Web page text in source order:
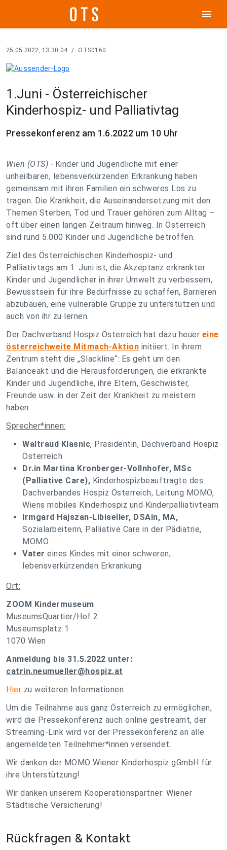
menu
25.05.2022, 13:30:04 / OTS0160
1.Juni - Österreichischer
Kinderhospiz- und Palliativtag
Pressekonferenz am 1.6.2022 um 10 Uhr
Wien (OTS) - Kinder und Jugendliche mit einer
unheilbaren, lebensverkürzenden Erkrankung haben
gemeinsam mit ihren Familien ein schweres Los zu
tragen. Die Krankheit, die Auseinandersetzung mit den
Themen Sterben, Tod und Trauer gehören zum Alltag –
oft über einen langen Zeitraum hinweg. In Österreich
sind rund 5.000 Kinder und Jugendliche betroffen.
Ziel des Österreichischen Kinderhospiz- und
Palliativtags am 1. Juni ist, die Akzeptanz erkrankter
Kinder und Jugendlicher in ihrer Umwelt zu verbessern,
Bewusstsein für ihre Bedürfnisse zu schaffen, Barrieren
abzubauen, eine vulnerable Gruppe zu unterstützen und
auch von ihr zu lernen.
Der Dachverband Hospiz Österreich hat dazu heuer eine
österreichweite Mitmach-Aktion initiiert. In ihrem
Zentrum steht die „Slackline“: Es geht um den
Balanceakt und die Herausforderungen, die erkrankte
Kinder und Jugendliche, ihre Eltern, Geschwister,
Freunde usw. in der Zeit der Krankheit zu meistern
haben.
Sprecher*innen:
Waltraud Klasnic, Präsidentin, Dachverband Hospiz
Österreich
Dr.in Martina Kronberger-Vollnhofer, MSc
(Palliative Care), Kinderhospizbeauftragte des
Dachverbandes Hospiz Österreich, Leitung MOMO,
Wiens mobiles Kinderhospiz und Kinderpalliativteam
Irmgard Hajszan-Libiseller, DSAin, MA,
Sozialarbeiterin, Palliative Care in der Pädiatrie,
MOMO
Vater eines Kindes mit einer schweren,
lebensverkürzenden Erkrankung
Ort:
ZOOM Kindermuseum
MuseumsQuartier/Hof 2
Museumsplatz 1
1070 Wien
Anmeldung bis 31.5.2022 unter:
catrin.neumueller@hospiz.at
Hier zu weiteren Informationen.
Um die Teilnahme aus ganz Österreich zu ermöglichen,
wird die Pressekonferenz auch online gestreamt, der
Streaming-Link wird vor der Pressekonferenz an alle
angemeldeten Teilnehmer*innen versendet.
Wir danken der MOMO Wiener Kinderhospiz gGmbH für
ihre Unterstützung!
Wir danken unserem Kooperationspartner: Wiener
Städtische Versicherung!
Rückfragen & Kontakt